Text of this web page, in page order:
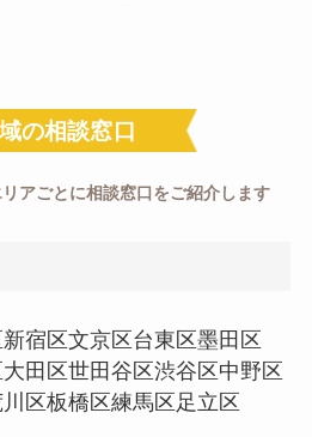
の相談窓口
アごとに相談窓口をご紹介します
新宿区文京区台東区墨田区
大田区世田谷区渋谷区中野区
区板橋区練馬区足立区